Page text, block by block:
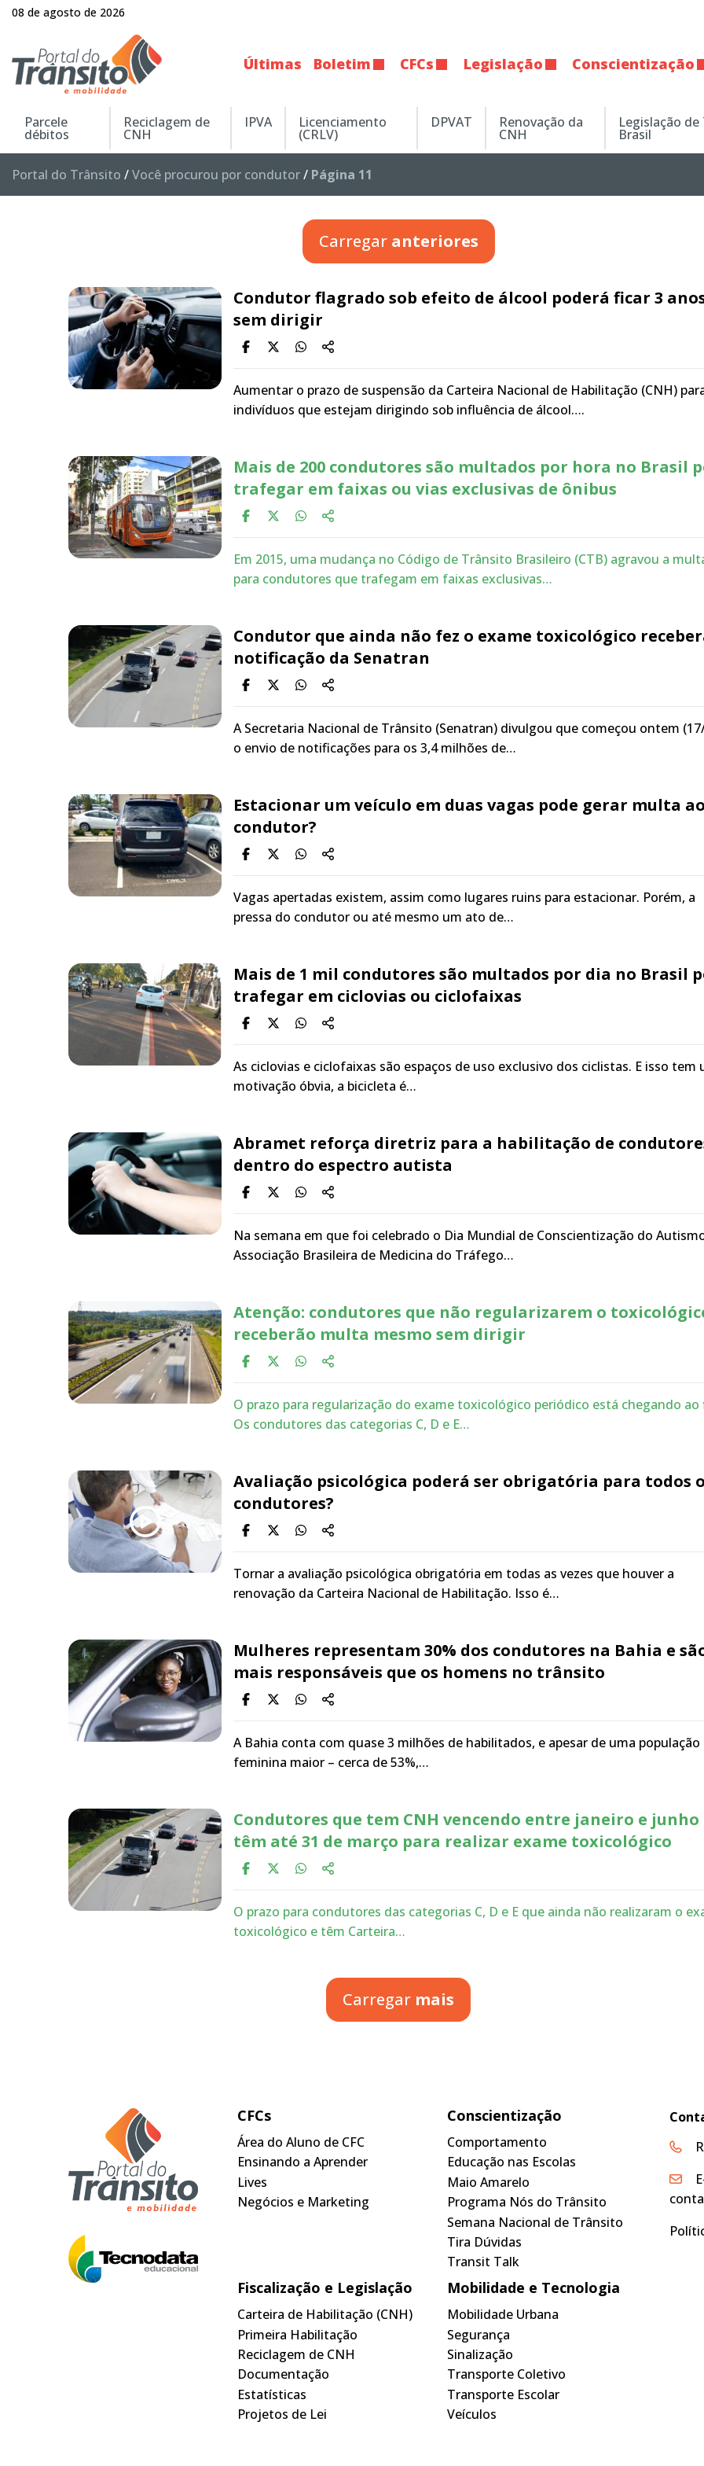
08 de agosto de 2026
Últimas Boletim CFCs Legislação Conscientização
Parcele
débitos
Reciclagem de
CNH
IPVA Licenciamento
(CRLV)
DPVAT Renovação da
CNH
Legislação
Brasil
Portal do Trânsito /Você procurou por condutor/ Página 11
Carregar anteriores
Condutor flagrado sob efeito de álcool poderá ficar 3
sem dirigir
Aumentar o prazo de suspensão da Carteira Nacional de Habilitação (CNH)
indivíduos que estejam dirigindo sob influência de álcool….
Mais de 200 condutores são multados por hora no Brasil
trafegar em faixas ou vias exclusivas de ônibus
Em 2015, uma mudança no Código de Trânsito Brasileiro (CTB) agravou a
para condutores que trafegam em faixas exclusivas…
Condutor que ainda não fez o exame toxicológico
notificação da Senatran
A Secretaria Nacional de Trânsito (Senatran) divulgou que começou ontem
o envio de notificações para os 3,4 milhões de…
Estacionar um veículo em duas vagas pode gerar multa
condutor?
Vagas apertadas existem, assim como lugares ruins para estacionar. Porém, a
pressa do condutor ou até mesmo um ato de…
Mais de 1 mil condutores são multados por dia no Brasil
trafegar em ciclovias ou ciclofaixas
As ciclovias e ciclofaixas são espaços de uso exclusivo dos ciclistas. E isso tem
motivação óbvia, a bicicleta é…
Abramet reforça diretriz para a habilitação de
dentro do espectro autista
Na semana em que foi celebrado o Dia Mundial de Conscientização do
Associação Brasileira de Medicina do Tráfego…
Atenção: condutores que não regularizarem o
receberão multa mesmo sem dirigir
O prazo para regularização do exame toxicológico periódico está chegando ao
Os condutores das categorias C, D e E…
Avaliação psicológica poderá ser obrigatória para todos
condutores?
Tornar a avaliação psicológica obrigatória em todas as vezes que houver a
renovação da Carteira Nacional de Habilitação. Isso é…
Mulheres representam 30% dos condutores na Bahia e
mais responsáveis que os homens no trânsito
A Bahia conta com quase 3 milhões de habilitados, e apesar de uma população
feminina maior – cerca de 53%,…
Condutores que tem CNH vencendo entre janeiro e junho
têm até 31 de março para realizar exame toxicológico
O prazo para condutores das categorias C, D e E que ainda não realizaram o
toxicológico e têm Carteira…
Carregar mais
CFCs
Área do Aluno de CFC
Ensinando a Aprender
Lives
Negócios e Marketing
Conscientização
Comportamento
Educação nas Escolas
Maio Amarelo
Programa Nós do Trânsito
Semana Nacional de Trânsito
Tira Dúvidas
Transit Talk
Fiscalização e Legislação
Carteira de Habilitação (CNH)
Primeira Habilitação
Reciclagem de CNH
Documentação
Estatísticas
Projetos de Lei
Mobilidade e Tecnologia
Mobilidade Urbana
Segurança
Sinalização
Transporte Coletivo
Transporte Escolar
Veículos